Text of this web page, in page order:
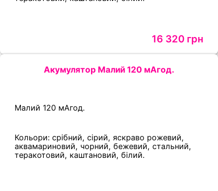
16 320 грн
Акумулятор Малий 120 мАгод.
Малий 120 мАгод.
Кольори: срібний, сірий, яскраво рожевий,
аквамариновий, чорний, бежевий, стальний,
теракотовий, каштановий, білий.